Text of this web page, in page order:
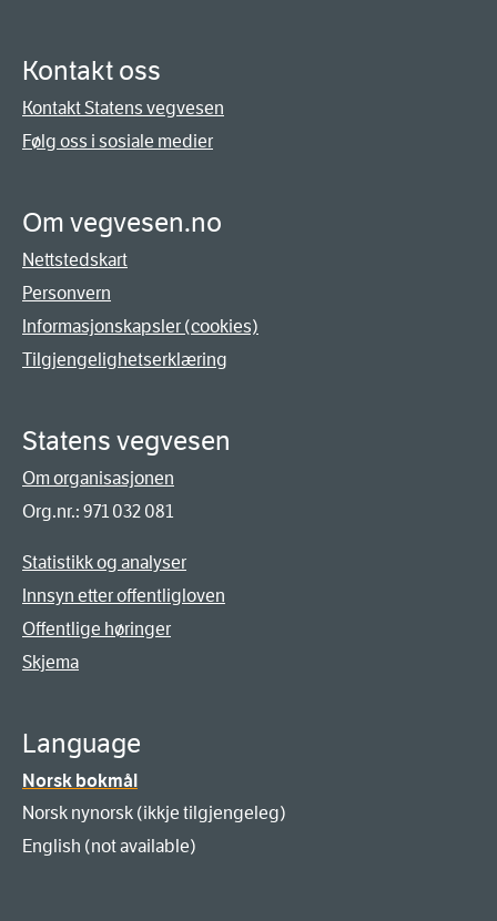
Kontakt oss
Kontakt Statens vegvesen
Følg oss i sosiale medier
Om vegvesen.no
Nettstedskart
Personvern
Informasjonskapsler (cookies)
Tilgjengelighetserklæring
Statens vegvesen
Om organisasjonen
Org.nr.: 971 032 081
Statistikk og analyser
Innsyn etter offentligloven
Offentlige høringer
Skjema
Language
Norsk bokmål
Norsk nynorsk (ikkje tilgjengeleg)
English (not available)